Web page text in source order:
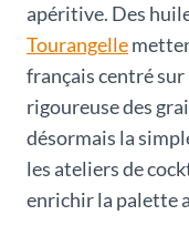
apéritive. Des
Tourangelle
français centré
rigoureuse des
désormais la
les ateliers de
enrichir la palette